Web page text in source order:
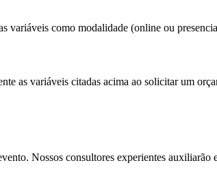
variáveis como modalidade (online ou
as variáveis citadas acima ao solicitar um
Nossos consultores experientes